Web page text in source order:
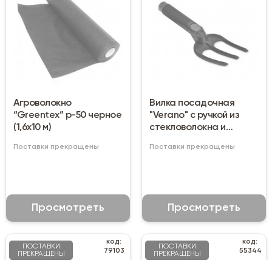
Агроволокно
“Greentex” р-50 черное
(1,6х10 м)
Поставки прекращены
Просмотреть
Вилка посадочная
"Verano" с ручкой из
стекловолокна и
Поставки прекращены
Просмотреть
ПОСТАВКИ
ПРЕКРАЩЕНЫ
код:
79103
ПОСТАВКИ
ПРЕКРАЩЕНЫ
код:
55344